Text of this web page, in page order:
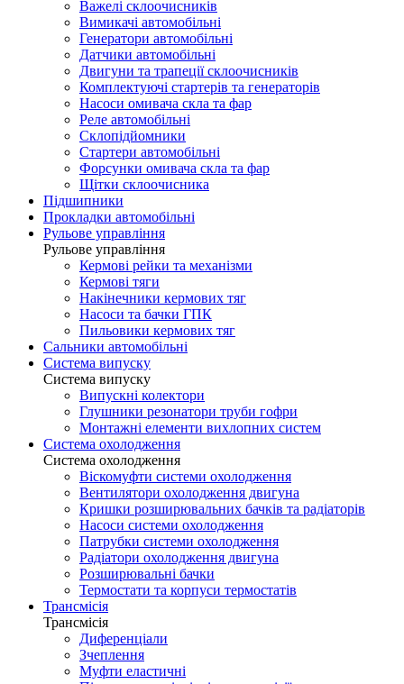
Важелі склоочисників
Вимикачі автомобільні
Генератори автомобільні
Датчики автомобільні
Двигуни та трапеції склоочисників
Комплектуючі стартерів та генераторів
Насоси омивача скла та фар
Реле автомобільні
Склопідйомники
Стартери автомобільні
Форсунки омивача скла та фар
Щітки склоочисника
Підшипники
Прокладки автомобільні
Рульове управління
Рульове управління
Кермові рейки та механізми
Кермові тяги
Накінечники кермових тяг
Насоси та бачки ГПК
Пильовики кермових тяг
Сальники автомобільні
Система випуску
Система випуску
Випускні колектори
Глушники резонатори труби гофри
Монтажні елементи вихлопних систем
Система охолодження
Система охолодження
Віскомуфти системи охолодження
Вентилятори охолодження двигуна
Кришки розширювальних бачків та радіаторів
Насоси системи охолодження
Патрубки системи охолодження
Радіатори охолодження двигуна
Розширювальні бачки
Термостати та корпуси термостатів
Трансмісія
Трансмісія
Диференціали
Зчеплення
Муфти еластичні